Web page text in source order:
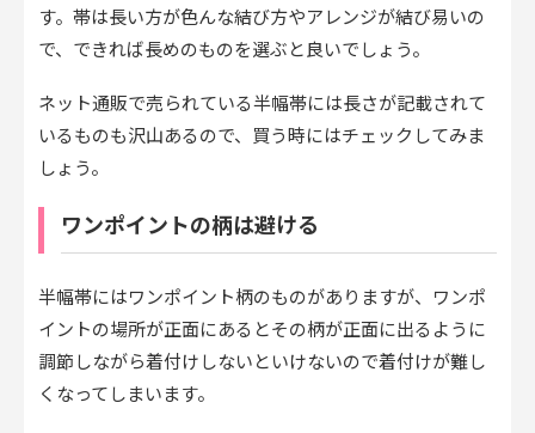
す。帯は長い方が色んな結び方やアレンジが結び易いの
で、できれば長めのものを選ぶと良いでしょう。
ネット通販で売られている半幅帯には長さが記載されて
いるものも沢山あるので、買う時にはチェックしてみま
しょう。
ワンポイントの柄は避ける
半幅帯にはワンポイント柄のものがありますが、ワンポ
イントの場所が正面にあるとその柄が正面に出るように
調節しながら着付けしないといけないので着付けが難し
くなってしまいます。